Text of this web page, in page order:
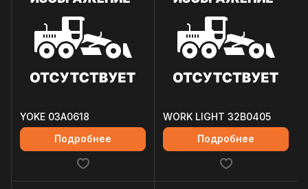
YOKE 03A0618
Подробнее
WORK LIGHT 32B0405
Подробнее